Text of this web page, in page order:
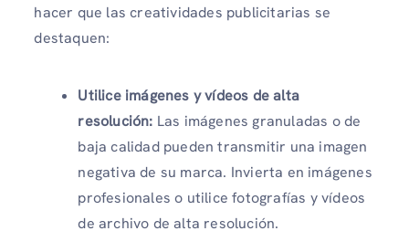
hacer que las creatividades publicitarias se
destaquen:
Utilice imágenes y vídeos de alta
resolución: Las imágenes granuladas o de
baja calidad pueden transmitir una imagen
negativa de su marca. Invierta en imágenes
profesionales o utilice fotografías y vídeos
de archivo de alta resolución.